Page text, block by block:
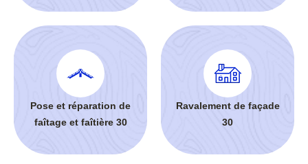
Pose et réparation de
faîtage et faîtière 30
Ravalement de façade
30